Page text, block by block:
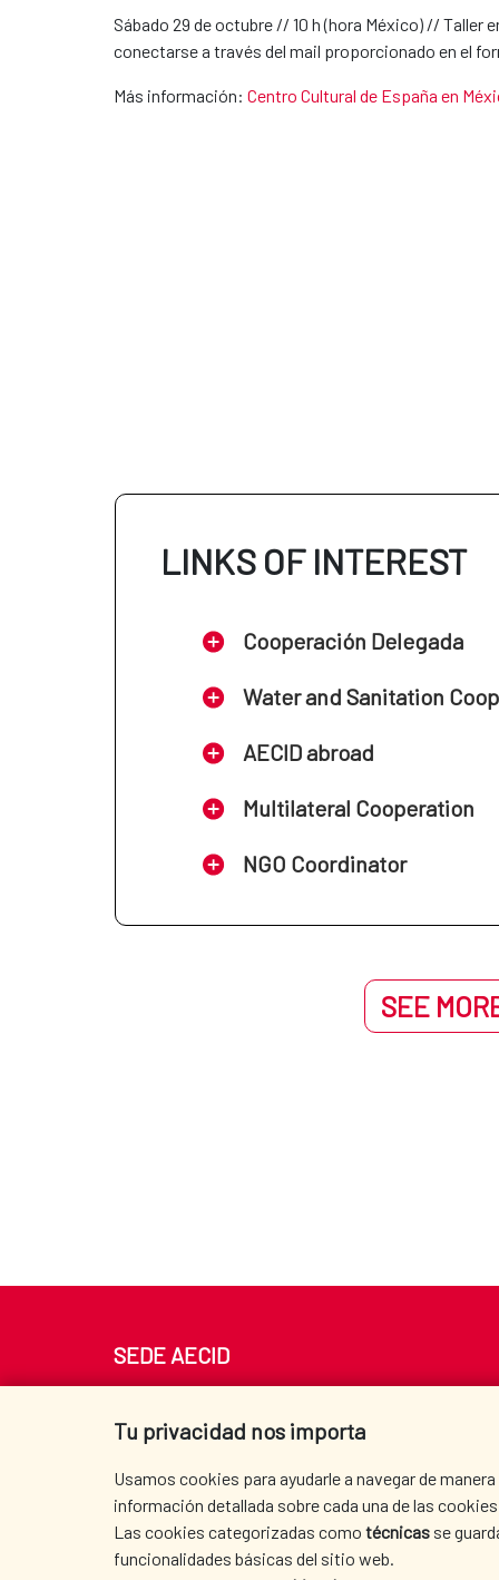
Sábado 29 de octubre // 10 h (hora México) // Taller
conectarse a través del mail proporcionado en el
Más información: Centro Cultural de España en
LINKS OF INTEREST
Cooperación Delegada
Water and Sanitation
AECID abroad
Multilateral Cooperation
NGO Coordinator
SEE
Tu privacidad nos importa
Usamos cookies para ayudarle a navegar de
información detallada sobre cada una de las
Las cookies categorizadas como técnicas se
funcionalidades básicas del sitio web.
SEDE AECID
Tel. +34 900 20 30 54​​​​​​​